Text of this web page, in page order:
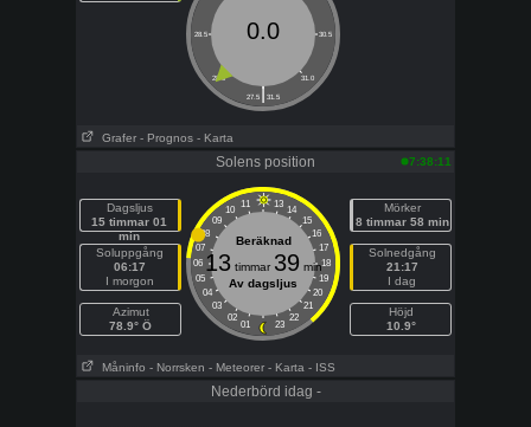
28.5 30.5
28.0 31.0
|
27.5 31.5
0.0
Grafer - Prognos - Karta
Solens position 7:38:11
Dagsljus
15 timmar 01
min
Soluppgång
06:17
I morgon
Azimut
78.9° Ö
11 13
10
14
09
15
08
16
07
17
06
18
05
19
04
20
03
21
02
22
01 23
Beräknad
13timmar 39min
Av dagsljus
Mörker
8 timmar 58 min
Solnedgång
21:17
I dag
Höjd
10.9°
Måninfo - Norrsken - Meteorer - Karta - ISS
Nederbörd idag -